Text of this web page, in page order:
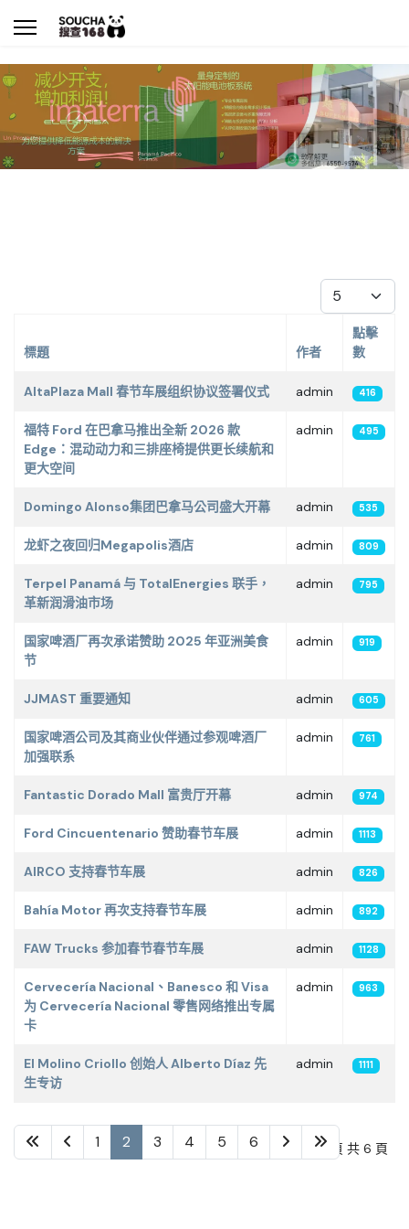
每頁顯示條數
標題 作者
點擊
數
AltaPlaza Mall 春节车展组织协议签署仪式 admin 416
福特 Ford 在巴拿马推出全新 2026 款
Edge：混动动力和三排座椅提供更长续航和
更大空间
admin 495
Domingo Alonso集团巴拿马公司盛大开幕 admin 535
龙虾之夜回归Megapolis酒店 admin 809
Terpel Panamá 与 TotalEnergies 联手，
革新润滑油市场
admin 795
国家啤酒厂再次承诺赞助 2025 年亚洲美食
节
admin 919
JJMAST 重要通知 admin 605
国家啤酒公司及其商业伙伴通过参观啤酒厂
加强联系
admin 761
Fantastic Dorado Mall 富贵厅开幕 admin 974
Ford Cincuentenario 赞助春节车展 admin 1113
AIRCO 支持春节车展 admin 826
Bahía Motor 再次支持春节车展 admin 892
FAW Trucks 参加春节春节车展 admin 1128
Cervecería Nacional、Banesco 和 Visa
为 Cervecería Nacional 零售网络推出专属
卡
admin 963
El Molino Criollo 创始人 Alberto Díaz 先
生专访
admin 1111
第 2 頁 共 6 頁
1 2 3 4 5 6